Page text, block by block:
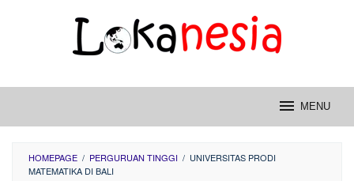
MENU
HOMEPAGE / PERGURUAN TINGGI / UNIVERSITAS PRODI
MATEMATIKA DI BALI